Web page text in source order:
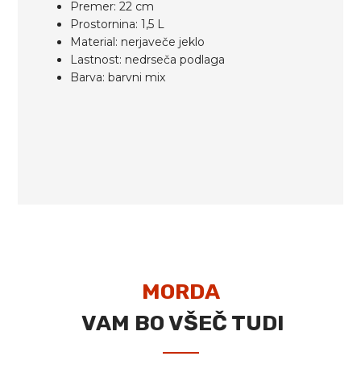
Premer: 22 cm
Prostornina: 1,5 L
Material: nerjaveče jeklo
Lastnost: nedrseča podlaga
Barva: barvni mix
MORDA
VAM BO VŠEČ TUDI